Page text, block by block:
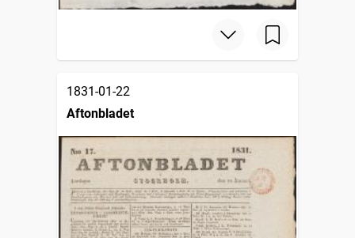
1831-01-22
Aftonbladet